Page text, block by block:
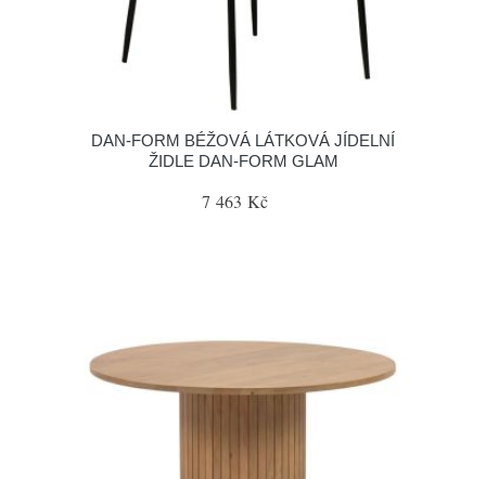
​​​​​DAN-FORM BÉŽOVÁ LÁTKOVÁ JÍDELNÍ
ŽIDLE DAN-FORM GLAM
7 463 Kč